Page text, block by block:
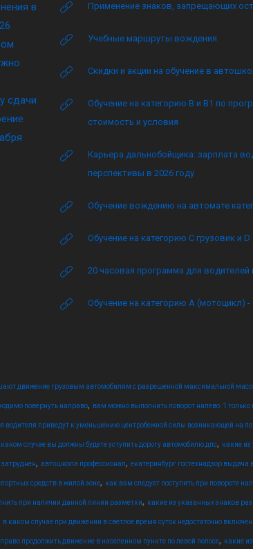
в
сдачи
Применение знаков, запрещающих
Учебные маршруты вождения
Скидки и акции на обучение в
Обучение на категорию B и B1 по
стоимость и условия
Карьера дальнобойщика: зарплата
перспективы в 2026 году
Обучение вождению на автомате
Обучение на категорию C грузовик и
20 часовая программа для
Обучение на категорию А (мотоцикл)
движение грузовым автомобилям с разрешенной максимальной
повернуть направо, вам можно выполнить поворот налево: 1 только
водителя приведут к уменьшению центробежной силы возникающей на
каком случае вы должны будете уступить дорогу автомобилю дпс, какие
, автошкола профессионал, екатеринбург гостехнадзор выдача
средств в жилой зоне, как вам следует поступить при повороте
при наличии данной линии разметки, какие из указанных знаков
в каком случае при движении в светлое время суток недостаточно
продолжить движение в населенном пункте по левой полосе, какие